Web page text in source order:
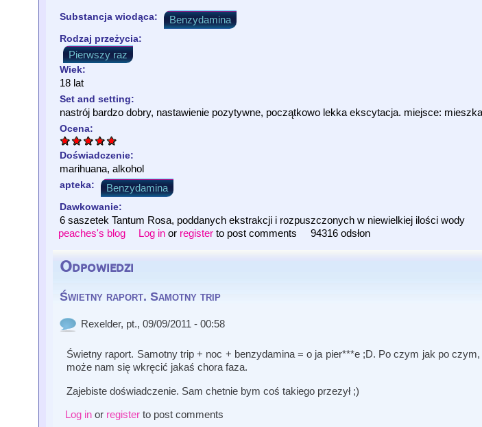
Substancja wiodąca: Benzydamina
Rodzaj przeżycia:
Pierwszy raz
Wiek:
18 lat
Set and setting:
nastrój bardzo dobry, nastawienie pozytywne, początkowo lekka ekscytacja. miejsce:
Ocena:
Doświadczenie:
marihuana, alkohol
apteka: Benzydamina
Dawkowanie:
6 saszetek Tantum Rosa, poddanych ekstrakcji i rozpuszczonych w niewielkiej ilości wody
peaches's blog
Log in or register to post comments 94316 odsłon
Odpowiedzi
Świetny raport. Samotny trip
Rexelder, pt., 09/09/2011 - 00:58
Świetny raport. Samotny trip + noc + benzydamina = o ja pier***e ;D. Po czym jak po
może nam się wkręcić jakaś chora faza.
Zajebiste doświadczenie. Sam chetnie bym coś takiego przezył ;)
Log inor registerto post comments